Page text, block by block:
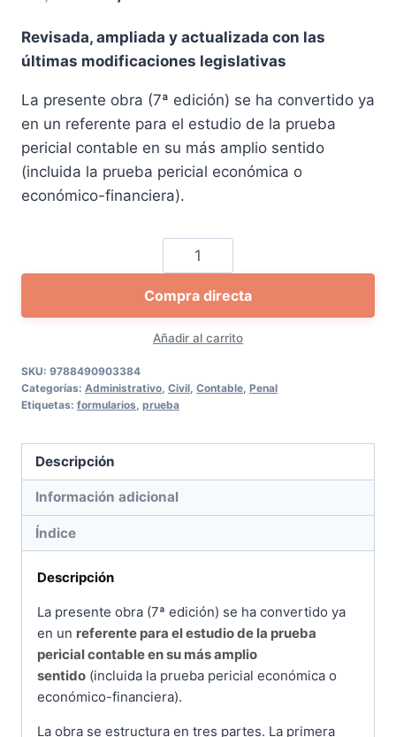
original
49,92 €.
actual
47,42 €.
Revisada, ampliada y actualizada con las
últimas modificaciones legislativas
La presente obra (7ª edición) se ha convertido ya
en un referente para el estudio de la prueba
pericial contable en su más amplio sentido
(incluida la prueba pericial económica o
económico-financiera).
Prueba
Pericial
Contable
en
las
Civil,
Contencioso-
Laboral
Añadir al carrito
Compra directa
SKU: 9788490903384
Categorías: Administrativo, Civil, Contable, Penal
Etiquetas: formularios, prueba
Descripción
Información adicional
Índice
Descripción
La presente obra (7ª edición) se ha convertido ya
en un referente para el estudio de la prueba
pericial contable en su más amplio
sentido (incluida la prueba pericial económica o
económico-financiera).
La obra se estructura en tres partes. La primera